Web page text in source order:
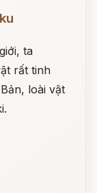
ta
rất tinh
loài vật